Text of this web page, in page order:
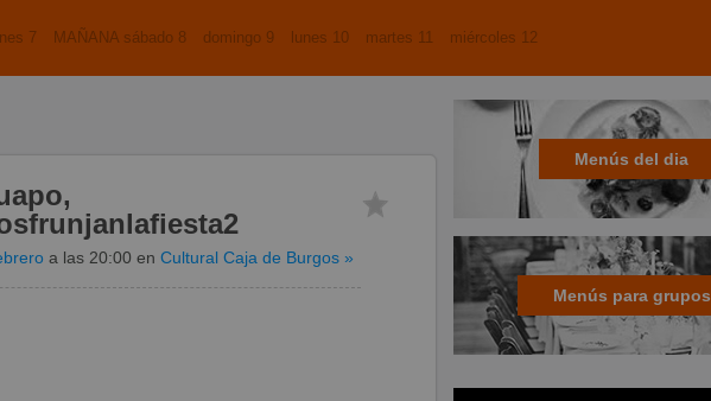
7 MAÑANA sábado 8 domingo 9 lunes 10 martes 11 miércoles 12
a las 20:00 en Cultural Caja de Burgos »
Menús del dia
Menús para grupos